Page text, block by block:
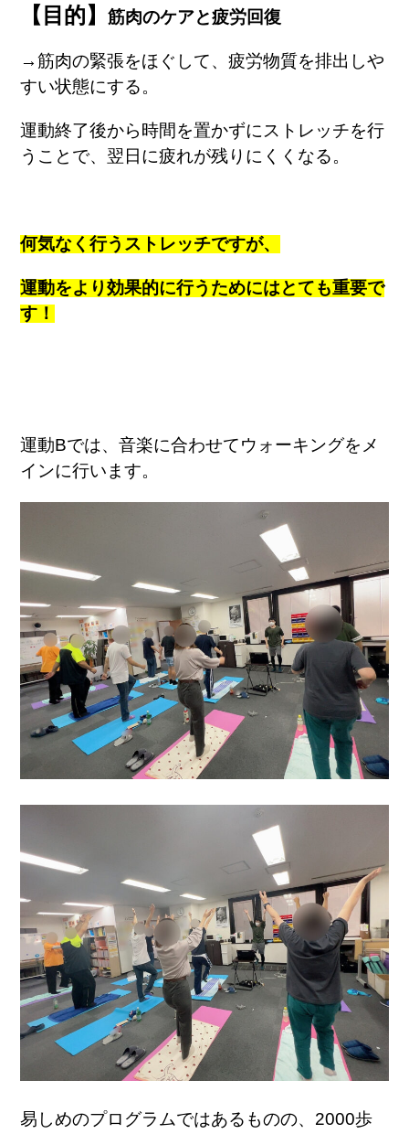
【目的】筋肉のケアと疲労回復
→筋肉の緊張をほぐして、疲労物質を排出しや
すい状態にする。
運動終了後から時間を置かずにストレッチを行
うことで、翌日に疲れが残りにくくなる。
何気なく行うストレッチですが、
運動をより効果的に行うためにはとても重要で
す！
運動Bでは、音楽に合わせてウォーキングをメ
インに行います。
易しめのプログラムではあるものの、2000歩